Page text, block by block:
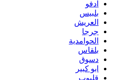
ادفو
بلبيس
العريش
جرجا
الحوامدية
بلقاس
دسوق
ابو كبير
قليوب